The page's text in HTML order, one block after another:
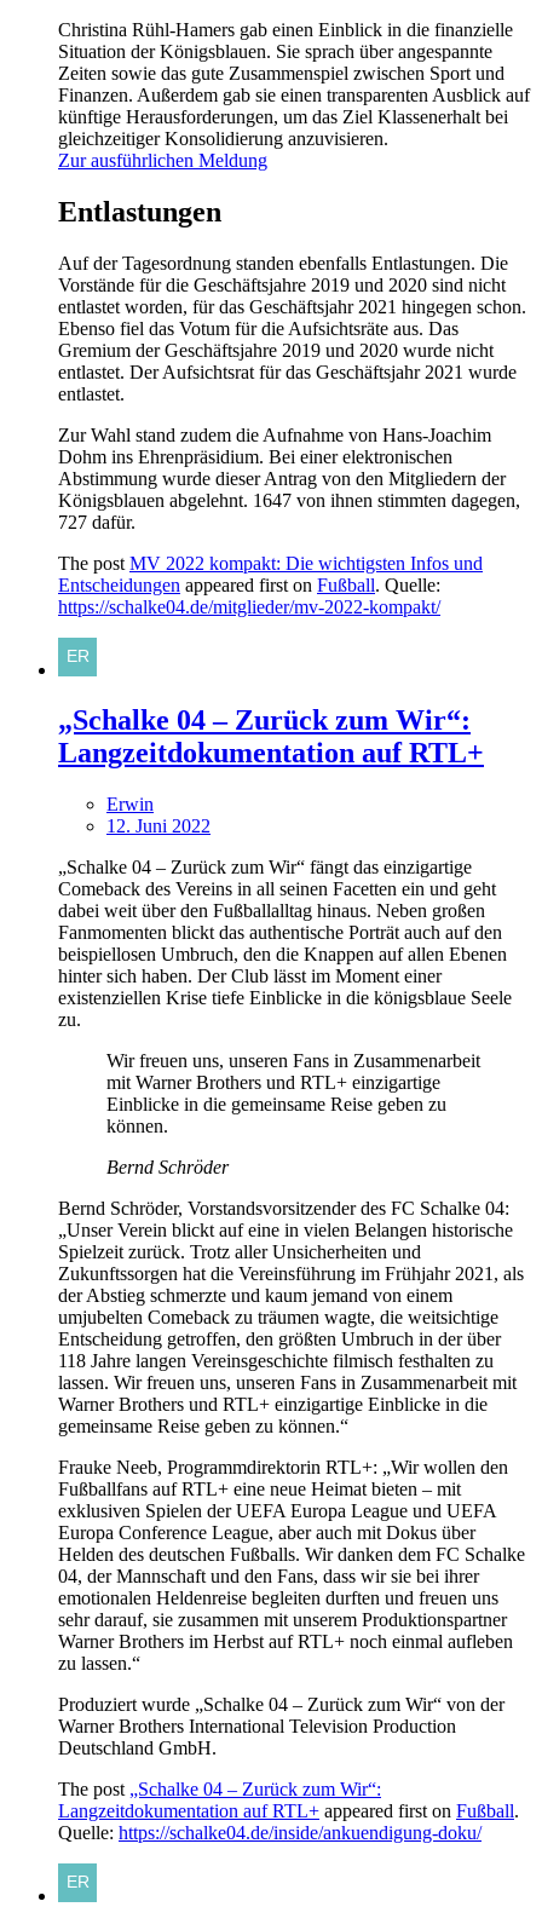
Christina Rühl-Hamers gab einen Einblick in die finanzielle
Situation der Königsblauen. Sie sprach über angespannte
Zeiten sowie das gute Zusammenspiel zwischen Sport und
Finanzen. Außerdem gab sie einen transparenten Ausblick auf
künftige Herausforderungen, um das Ziel Klassenerhalt bei
gleichzeitiger Konsolidierung anzuvisieren.
Zur ausführlichen Meldung
Entlastungen
Auf der Tagesordnung standen ebenfalls Entlastungen. Die
Vorstände für die Geschäftsjahre 2019 und 2020 sind nicht
entlastet worden, für das Geschäftsjahr 2021 hingegen schon.
Ebenso fiel das Votum für die Aufsichtsräte aus. Das
Gremium der Geschäftsjahre 2019 und 2020 wurde nicht
entlastet. Der Aufsichtsrat für das Geschäftsjahr 2021 wurde
entlastet.
Zur Wahl stand zudem die Aufnahme von Hans-Joachim
Dohm ins Ehrenpräsidium. Bei einer elektronischen
Abstimmung wurde dieser Antrag von den Mitgliedern der
Königsblauen abgelehnt. 1647 von ihnen stimmten dagegen,
727 dafür.
The post MV 2022 kompakt: Die wichtigsten Infos und
Entscheidungen appeared first on Fußball. Quelle:
https://schalke04.de/mitglieder/mv-2022-kompakt/
„Schalke 04 – Zurück zum Wir“:
Langzeitdokumentation auf RTL+
Erwin
12. Juni 2022
„Schalke 04 – Zurück zum Wir“ fängt das einzigartige
Comeback des Vereins in all seinen Facetten ein und geht
dabei weit über den Fußballalltag hinaus. Neben großen
Fanmomenten blickt das authentische Porträt auch auf den
beispiellosen Umbruch, den die Knappen auf allen Ebenen
hinter sich haben. Der Club lässt im Moment einer
existenziellen Krise tiefe Einblicke in die königsblaue Seele
zu.
Wir freuen uns, unseren Fans in Zusammenarbeit
mit Warner Brothers und RTL+ einzigartige
Einblicke in die gemeinsame Reise geben zu
können.
Bernd Schröder
Bernd Schröder, Vorstandsvorsitzender des FC Schalke 04:
„Unser Verein blickt auf eine in vielen Belangen historische
Spielzeit zurück. Trotz aller Unsicherheiten und
Zukunftssorgen hat die Vereinsführung im Frühjahr 2021, als
der Abstieg schmerzte und kaum jemand von einem
umjubelten Comeback zu träumen wagte, die weitsichtige
Entscheidung getroffen, den größten Umbruch in der über
118 Jahre langen Vereinsgeschichte filmisch festhalten zu
lassen. Wir freuen uns, unseren Fans in Zusammenarbeit mit
Warner Brothers und RTL+ einzigartige Einblicke in die
gemeinsame Reise geben zu können.“
Frauke Neeb, Programmdirektorin RTL+: „Wir wollen den
Fußballfans auf RTL+ eine neue Heimat bieten – mit
exklusiven Spielen der UEFA Europa League und UEFA
Europa Conference League, aber auch mit Dokus über
Helden des deutschen Fußballs. Wir danken dem FC Schalke
04, der Mannschaft und den Fans, dass wir sie bei ihrer
emotionalen Heldenreise begleiten durften und freuen uns
sehr darauf, sie zusammen mit unserem Produktionspartner
Warner Brothers im Herbst auf RTL+ noch einmal aufleben
zu lassen.“
Produziert wurde „Schalke 04 – Zurück zum Wir“ von der
Warner Brothers International Television Production
Deutschland GmbH.
The post „Schalke 04 – Zurück zum Wir“:
Langzeitdokumentation auf RTL+ appeared first on Fußball.
Quelle: https://schalke04.de/inside/ankuendigung-doku/